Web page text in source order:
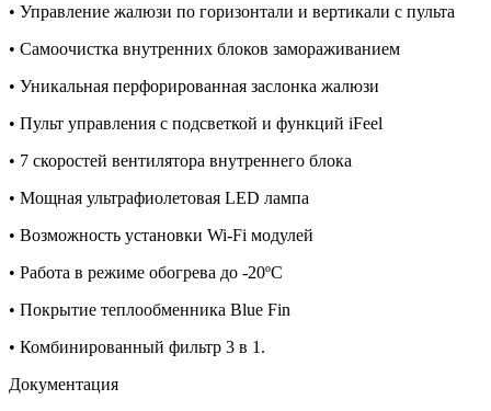
• Управление жалюзи по горизонтали и вертикали с пульта
• Самоочистка внутренних блоков замораживанием
• Уникальная перфорированная заслонка жалюзи
• Пульт управления с подсветкой и функций iFeel
• 7 скоростей вентилятора внутреннего блока
• Мощная ультрафиолетовая LED лампа
• Возможность установки Wi-Fi модулей
• Работа в режиме обогрева до -20ºС
• Покрытие теплообменника Blue Fin
• Комбинированный фильтр 3 в 1.
Документация